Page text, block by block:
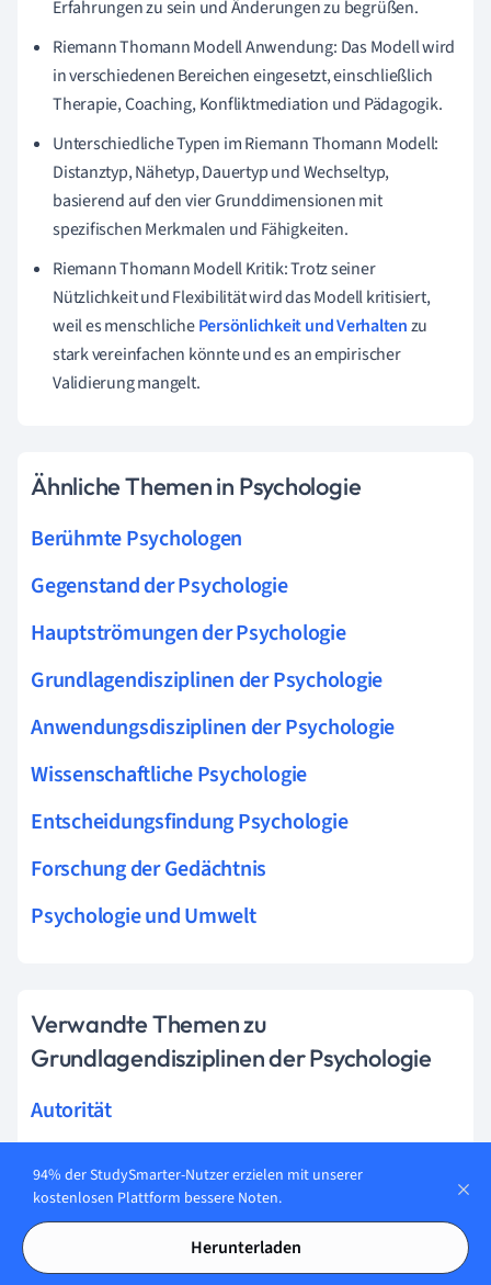
Erfahrungen zu sein und Änderungen zu begrüßen.
Riemann Thomann Modell Anwendung: Das Modell wird
in verschiedenen Bereichen eingesetzt, einschließlich
Therapie, Coaching, Konfliktmediation und Pädagogik.
Unterschiedliche Typen im Riemann Thomann Modell:
Distanztyp, Nähetyp, Dauertyp und Wechseltyp,
basierend auf den vier Grunddimensionen mit
spezifischen Merkmalen und Fähigkeiten.
Riemann Thomann Modell Kritik: Trotz seiner
Nützlichkeit und Flexibilität wird das Modell kritisiert,
weil es menschlichePersönlichkeit und Verhaltenzu
stark vereinfachen könnte und es an empirischer
Validierung mangelt.
Ähnliche Themen in Psychologie
Berühmte Psychologen
Gegenstand der Psychologie
Hauptströmungen der Psychologie
Grundlagendisziplinen der Psychologie
Anwendungsdisziplinen der Psychologie
Wissenschaftliche Psychologie
Entscheidungsfindung Psychologie
Forschung der Gedächtnis
Psychologie und Umwelt
Verwandte Themen zu
Grundlagendisziplinen der Psychologie
Autorität
Misogynie
Bindungsverhalten
94% der StudySmarter-Nutzer erzielen mit unserer
kostenlosen Plattform bessere Noten.
Herunterladen